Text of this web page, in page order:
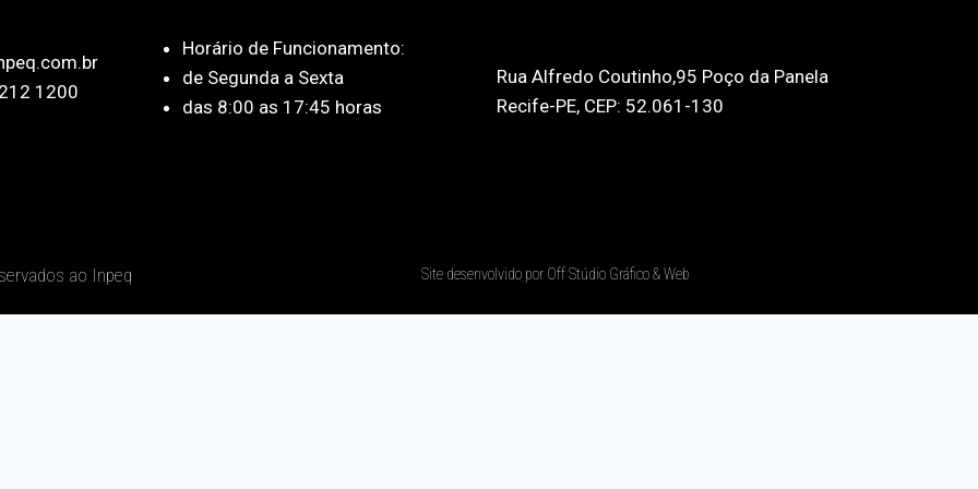
1200
Horário de Funcionamento:
de Segunda a Sexta
das 8:00 as 17:45 horas
Rua Alfredo Coutinho,95 Poço da Panela
Recife-PE, CEP: 52.061-130
ao Inpeq Site desenvolvido por Off Stúdio Gráfico & Web